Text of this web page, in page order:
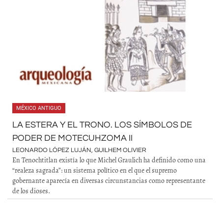
MÉXICO ANTIGUO
LA ESTERA Y EL TRONO. LOS SÍMBOLOS DE
PODER DE MOTECUHZOMA II
LEONARDO LÓPEZ LUJÁN, GUILHEM OLIVIER
En Tenochtitlan existía lo que Michel Graulich ha definido como una
“realeza sagrada”: un sistema político en el que el supremo
gobernante aparecía en diversas circunstancias como representante
de los dioses.